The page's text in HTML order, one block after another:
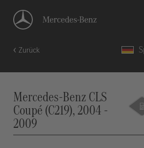
Zurück
Mercedes-Benz CLS
Coupé (C219), 2004 -
2009